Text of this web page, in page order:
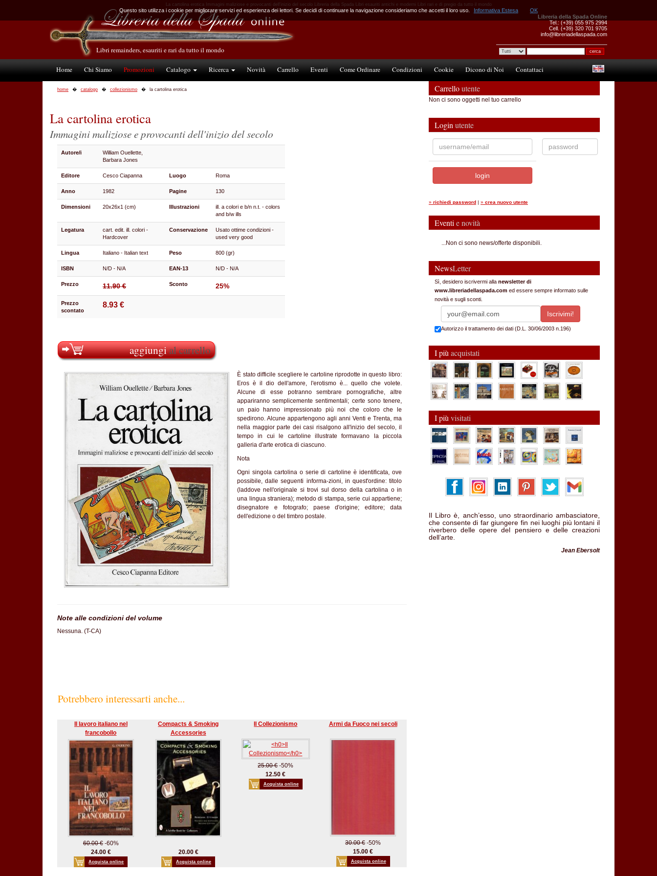
La cartolina erotica Immagini maliziose e provocanti dell'inizio del secolo Libreria della Spada Libri esauriti antichi e moderni Libri rari e di pregio da tutto il mondo
Libreria della Spada Online
Tel.: (+39) 055 975 2994
Cell. (+39) 320 701 9705
info@libreriadellaspada.com
Libri remainders, esauriti e rari da tutto il mondo
Home Chi Siamo Promozioni Catalogo Ricerca Novità Carrello Eventi Come Ordinare Condizioni Cookie Dicono di Noi Contattaci
home catalogo collezionismo la cartolina erotica
La cartolina erotica
Immagini maliziose e provocanti dell'inizio del secolo
Autore/i
William Ouellette,
Barbara Jones
Editore Cesco Ciapanna Luogo Roma
Anno 1982 Pagine 130
Dimensioni 20x26x1 (cm) Illustrazioni
ill. a colori e b/n n.t. - colors
and b/w ills
Legatura
cart. edit. ill. colori -
Hardcover
Conservazione
Usato ottime condizioni -
used very good
Lingua Italiano - Italian text Peso 800 (gr)
ISBN N/D - N/A EAN-13 N/D - N/A
Prezzo 11.90 € Sconto 25%
Prezzo
scontato
8.93 €
aggiungial carrello
È stato difficile scegliere le cartoline riprodotte in questo libro:
Eros è il dio dell'amore, l'erotismo è... quello che volete.
Alcune di esse potranno sembrare pornografiche, altre
appariranno semplicemente sentimentali; certe sono tenere,
un paio hanno impressionato più noi che coloro che le
spedirono. Alcune appartengono agli anni Venti e Trenta, ma
nella maggior parte dei casi risalgono all'inizio del secolo, il
tempo in cui le cartoline illustrate formavano la piccola
galleria d'arte erotica di ciascuno.
Nota
Ogni singola cartolina o serie di cartoline è identificata, ove
possibile, dalle seguenti informa-zioni, in quest'ordine: titolo
(laddove nell'originale si trovi sul dorso della cartolina o in
una lingua straniera); metodo di stampa, serie cui appartiene;
disegnatore e fotografo; paese d'origine; editore; data
dell'edizione o del timbro postale.
Note alle condizioni del volume
Nessuna. (T-CA)
Potrebbero interessarti anche...
Il lavoro italiano nel
francobollo
60.00 €-60%
24.00 €
Acquista online
Compacts & Smoking
Accessories
20.00 €
Acquista online
Il Collezionismo
25.00 €-50%
12.50 €
Acquista online
Armi da Fuoco nei secoli
30.00 €-50%
15.00 €
Acquista online
Carrelloutente
Non ci sono oggetti nel tuo carrello
Login utente
» richiedi password | » crea nuovo utente
Eventi e novità
...Non ci sono news/offerte disponibili.
NewsLetter
Sì, desidero iscrivermi alla newsletter di
www.libreriadellaspada.com ed essere sempre informato sulle
novità e sugli sconti.
Autorizzo il trattamento dei dati (D.L. 30/06/2003 n.196)
I più acquistati
I più visitati
Il Libro è, anch’esso, uno straordinario ambasciatore,
che consente di far giungere fin nei luoghi più lontani il
riverbero delle opere del pensiero e delle creazioni
dell’arte.
Jean Ebersolt
Questo sito utilizza i cookie per migliorare servizi ed esperienza dei lettori. Se decidi di continuare la navigazione consideriamo che accetti il loro uso. Informativa Estesa OK